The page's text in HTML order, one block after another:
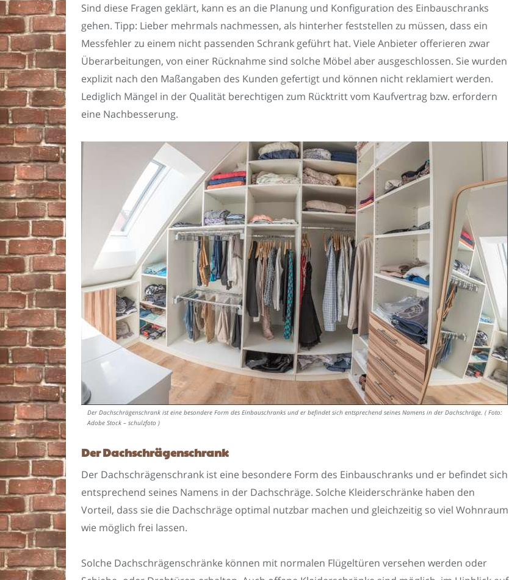
Sind diese Fragen geklärt, kann es an die Planung und Konfiguration des Einbauschranks
gehen. Tipp: Lieber mehrmals nachmessen, als hinterher feststellen zu müssen, dass ein
Messfehler zu einem nicht passenden Schrank geführt hat. Viele Anbieter offerieren zwar
Überarbeitungen, von einer Rücknahme sind solche Möbel aber ausgeschlossen. Sie wurden
explizit nach den Maßangaben des Kunden gefertigt und können nicht reklamiert werden.
Lediglich Mängel in der Qualität berechtigen zum Rücktritt vom Kaufvertrag bzw. erfordern
eine Nachbesserung.
Der Dachschrägenschrank ist eine besondere Form des Einbauschranks und er befindet sich entsprechend seines Namens in der Dachschräge. ( Foto:
Adobe Stock – schulzfoto )
Der Dachschrägenschrank
Der Dachschrägenschrank ist eine besondere Form des Einbauschranks und er befindet sich
entsprechend seines Namens in der Dachschräge. Solche Kleiderschränke haben den
Vorteil, dass sie die Dachschräge optimal nutzbar machen und gleichzeitig so viel Wohnraum
wie möglich frei lassen.
Solche Dachschrägenschränke können mit normalen Flügeltüren versehen werden oder